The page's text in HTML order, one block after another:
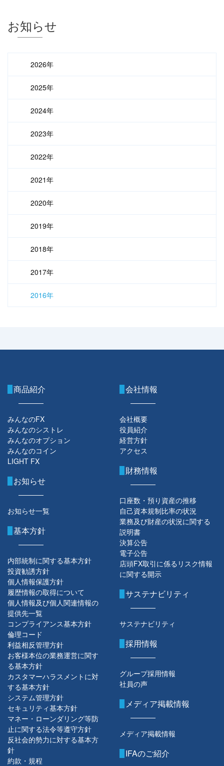
お知らせ
2026年
2025年
2024年
2023年
2022年
2021年
2020年
2019年
2018年
2017年
2016年
商品紹介
みんなのFX
みんなのシストレ
みんなのオプション
みんなのコイン
LIGHT FX
お知らせ
お知らせ一覧
会社情報
会社概要
役員紹介
経営方針
アクセス
財務情報
口座数・預り資産の推移
自己資本規制比率の状況
業務及び財産の状況に関する
説明書
決算公告
電子公告
店頭FX取引に係るリスク情報
に関する開示
基本方針
内部統制に関する基本方針
投資勧誘方針
個人情報保護方針
履歴情報の取得について
個人情報及び個人関連情報の
提供先一覧
コンプライアンス基本方針
倫理コード
利益相反管理方針
お客様本位の業務運営に関す
る基本方針
カスタマーハラスメントに対
する基本方針
システム管理方針
セキュリティ基本方針
マネー・ローンダリング等防
止に関する法令等遵守方針
反社会的勢力に対する基本方
針
約款・規程
サステナビリティ
サステナビリティ
採用情報
グループ採用情報
社員の声
メディア掲載情報
メディア掲載情報
IFAのご紹介